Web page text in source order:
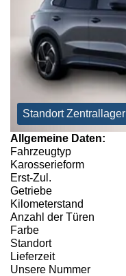
Standort Zentrallager
Allgemeine Daten:
Fahrzeugtyp
Karosserieform
Erst-Zul.
Getriebe
Kilometerstand
Anzahl der Türen
Farbe
Standort
Lieferzeit
Unsere Nummer